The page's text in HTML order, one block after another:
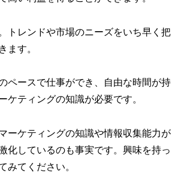
トレンドや市場のニーズをいち早く把
ます。
ペースで仕事ができ、自由な時間が持
ティングの知識が必要です。
ーケティングの知識や情報収集能力が
化しているのも事実です。興味を持っ
みてください。